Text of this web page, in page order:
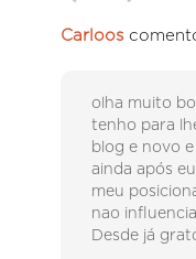
Carloos
olha muito
tenho para
blog e novo
ainda após
meu
nao
Desde já